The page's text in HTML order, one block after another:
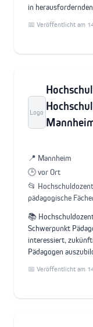
in
📅 Veröffentlicht am
Logo
📍 Mannheim
🕒 vor Ort
📂
pädagogische
📚
Schwerpunkt
interessiert,
Pädagogen
📅 Veröffentlicht am